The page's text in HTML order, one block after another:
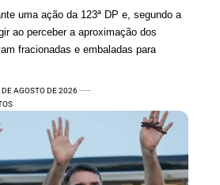
uma ação da 123ª DP e, segundo a
ao perceber a aproximação dos
fracionadas e embaladas para
DE AGOSTO DE 2026